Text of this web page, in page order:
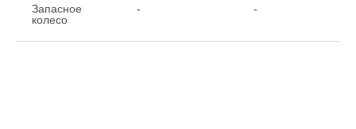
Запасное
колесо
- -